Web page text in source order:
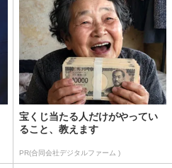
宝くじ当たる人だけがやってい
ること、教えます
PR(合同会社デジタルファーム )